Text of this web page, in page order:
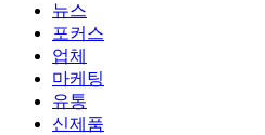
뉴스
포커스
업체
마케팅
유통
신제품